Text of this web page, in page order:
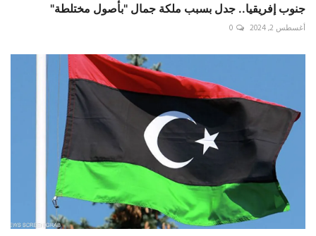
جنوب إفريقيا.. جدل بسبب ملكة جمال "بأصول مختلطة"
أغسطس 2, 2024 0